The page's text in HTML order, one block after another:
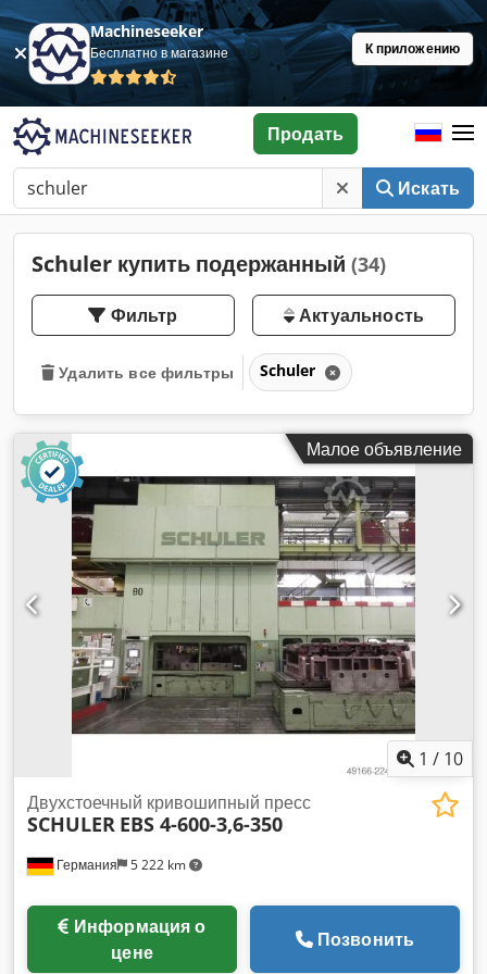
Machineseeker
Бесплатно в магазине К приложению
Искать
Продать
Schuler купить подержанный (34)
Фильтр Актуальность
Удалить все фильтры Schuler
Малое объявление
1 / 10
Германия 5 222 km
Двухстоечный кривошипный пресс
SCHULER EBS 4-600-3,6-350
цене
Позвонить